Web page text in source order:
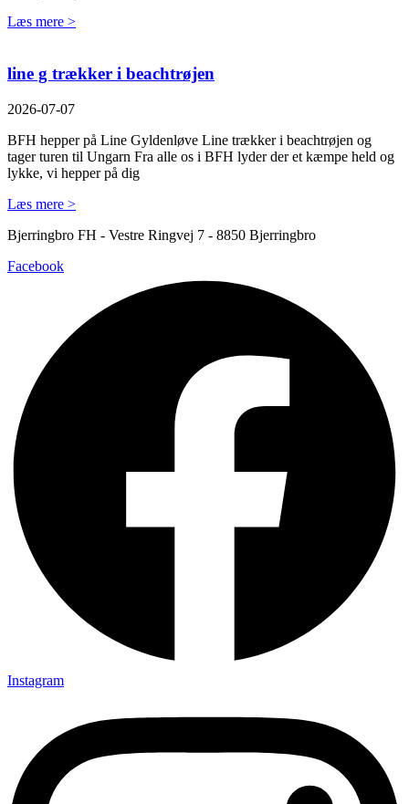
Læs mere >
line g trækker i beachtrøjen
2026-07-07
BFH hepper på Line Gyldenløve Line trækker i beachtrøjen og
tager turen til Ungarn Fra alle os i BFH lyder der et kæmpe held og
lykke, vi hepper på dig
Læs mere >
Bjerringbro FH - Vestre Ringvej 7 - 8850 Bjerringbro
Facebook
Instagram